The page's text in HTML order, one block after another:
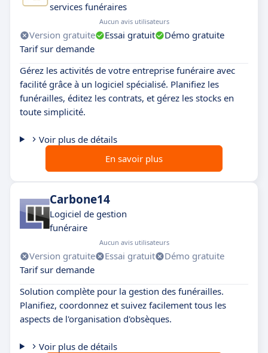
services funéraires
Aucun avis utilisateurs
Version gratuite Essai gratuit
Démo gratuite
Tarif sur demande
Gérez les activités de votre entreprise funéraire avec
facilité grâce à un logiciel spécialisé. Planifiez les
funérailles, éditez les contrats, et gérez les stocks en
toute simplicité.
Voir plus de détails
En savoir plus
Carbone14
Logiciel de gestion
funéraire
Aucun avis utilisateurs
Version gratuite Essai gratuit
Démo gratuite
Tarif sur demande
Solution complète pour la gestion des funérailles.
Planifiez, coordonnez et suivez facilement tous les
aspects de l'organisation d'obsèques.
Voir plus de détails